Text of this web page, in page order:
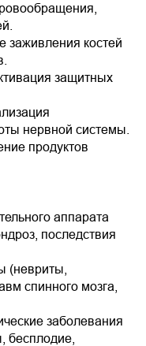
заживления костей
защитных
нервной системы.
продуктов
аппарата
последствия
(невриты,
спинного мозга,
заболевания
бесплодие,